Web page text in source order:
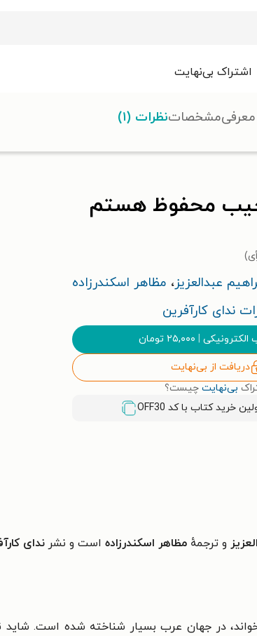
اشتراک بی‌نهایت
محفوظ هستم
عبدالعزیز، مظاهر اسکندرزاده
ندای کارآفرین
الکترونیکی ۲۵,۰۰۰ تومان
دریافت از بی‌نهایت
بی‌نهایت چیست؟
OFF30
معرفیمشخصاتنظرات (۱)
و ترجمهٔ مظاهر اسکندرزاده است و نشر ندای
در جهان عرب بسیار شناخته شده است. شاید